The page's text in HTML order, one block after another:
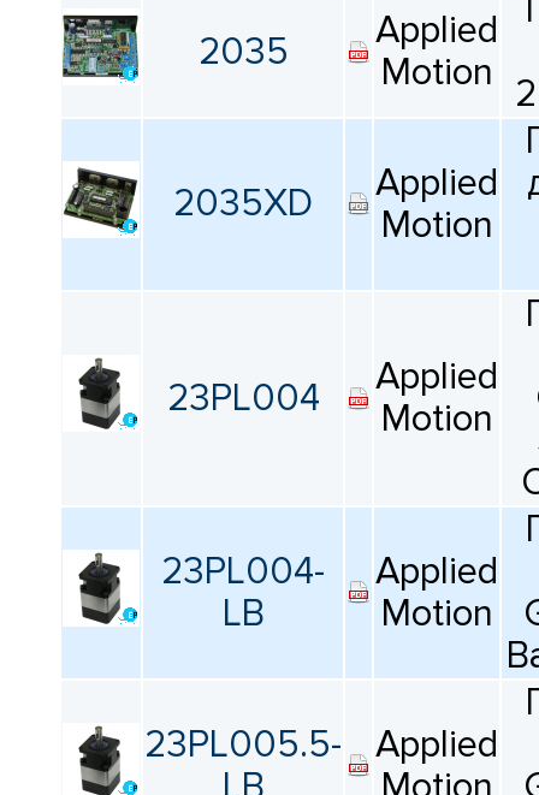
2035
Applied
Motion
2035XD
Applied
Motion
23PL004
Applied
Motion
23PL004-
LB
Applied
Motion
23PL005.5-
Applied